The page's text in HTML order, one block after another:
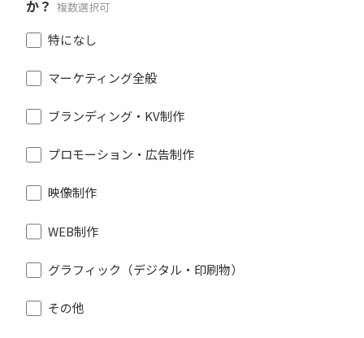
か？ 複数選択可
特になし
マーケティング全般
ブランディング・KV制作
プロモーション・広告制作
映像制作
WEB制作
グラフィック（デジタル・印刷物）
その他